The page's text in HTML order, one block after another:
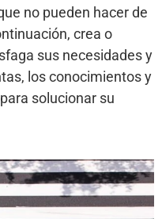
no pueden hacer de
crea o
sus necesidades y
los conocimientos y
solucionar su